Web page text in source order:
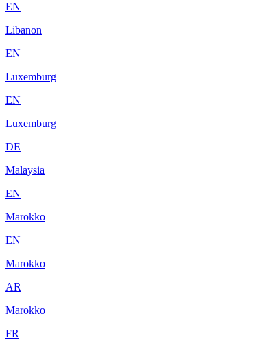
EN
Libanon
EN
Luxemburg
EN
Luxemburg
DE
Malaysia
EN
Marokko
EN
Marokko
AR
Marokko
FR